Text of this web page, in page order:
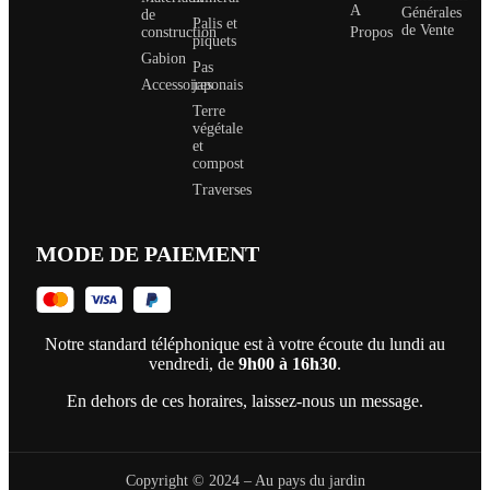
de
construction
Gabion
Accessoires
Palis et
piquets
Pas
japonais
Terre
végétale
et
compost
Traverses
A
Propos
Générales
de Vente
MODE DE PAIEMENT
Notre standard téléphonique est à votre écoute du lundi au
vendredi, de 9h00 à 16h30.
En dehors de ces horaires, laissez-nous un message.
Copyright © 2024 – Au pays du jardin